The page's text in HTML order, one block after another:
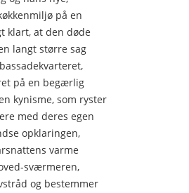
på en
klart, at den døde
langt større sag
på en begærlig
kynisme, som ryster
med deres egen
opklaringen,
varme
sværmeren,
og bestemmer